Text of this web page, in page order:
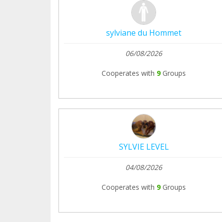
sylviane du Hommet
06/08/2026
Cooperates with 9 Groups
SYLVIE LEVEL
04/08/2026
Cooperates with 9 Groups